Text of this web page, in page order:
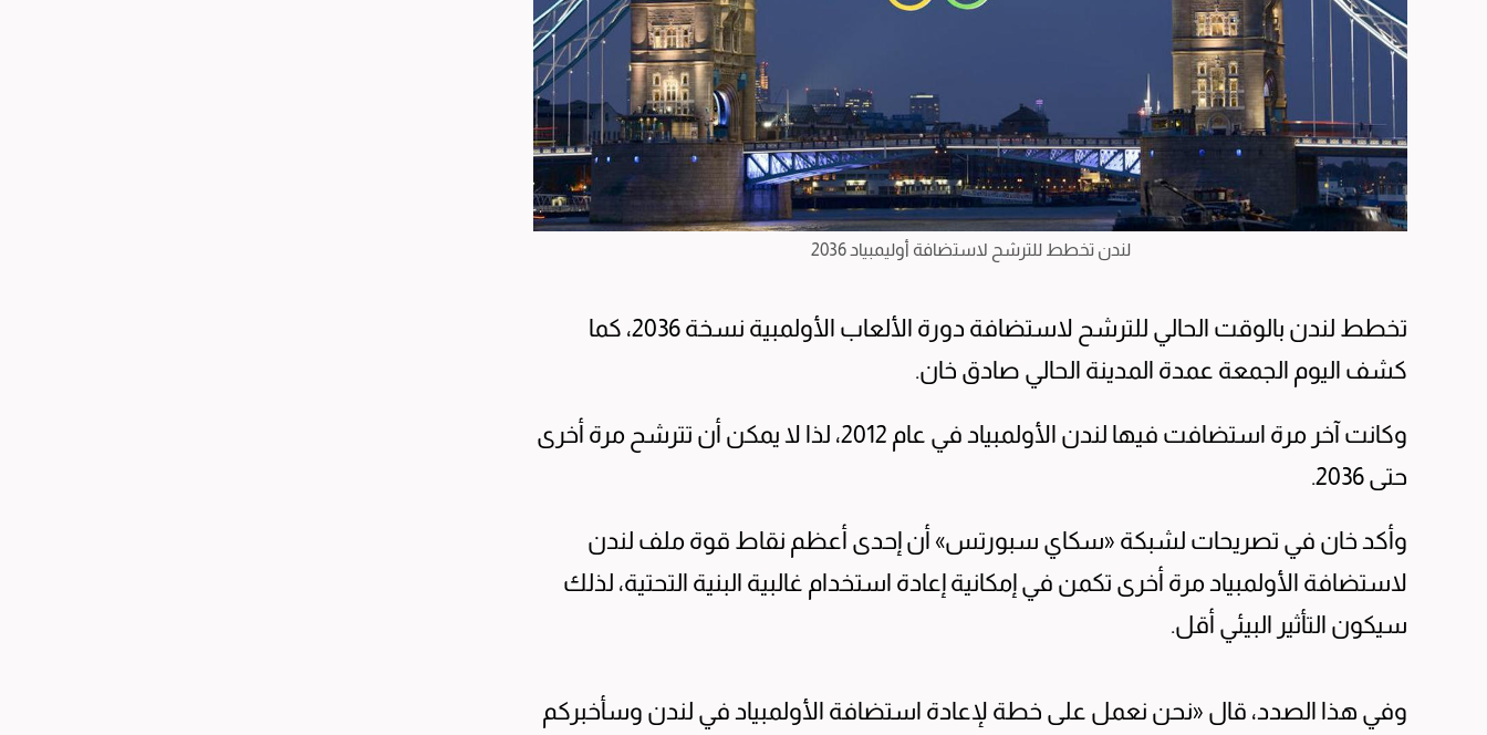
لندن تخطط للترشح لاستضافة أوليمبياد 2036
تخطط لندن بالوقت الحالي للترشح لاستضافة دورة الألعاب الأولمبية نسخة 2036، كما
كشف اليوم الجمعة عمدة المدينة الحالي صادق خان.
وكانت آخر مرة استضافت فيها لندن الأولمبياد في عام 2012، لذا لا يمكن أن تترشح مرة أخرى
حتى 2036.
وأكد خان في تصريحات لشبكة «سكاي سبورتس» أن إحدى أعظم نقاط قوة ملف لندن
لاستضافة الأولمبياد مرة أخرى تكمن في إمكانية إعادة استخدام غالبية البنية التحتية، لذلك
سيكون التأثير البيئي أقل.
وفي هذا الصدد، قال «نحن نعمل على خطة لإعادة استضافة الأولمبياد في لندن وسأخبركم